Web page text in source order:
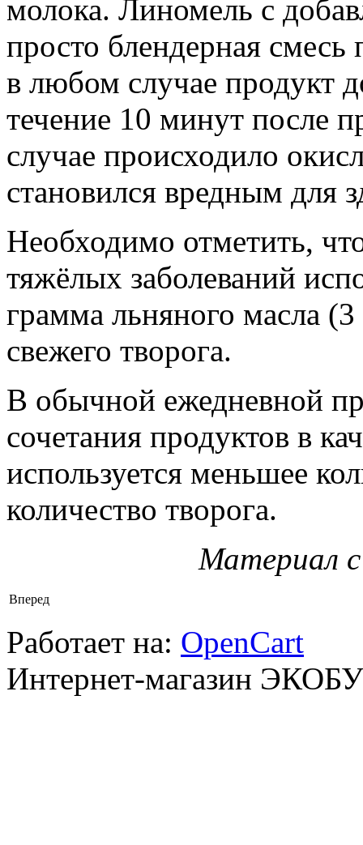
молока. Линомель с
просто блендерная
в любом случае продукт
течение 10 минут после
случае происходило
становился вредным для
Необходимо отметить,
тяжёлых заболеваний
грамма льняного масла
свежего творога.
В обычной ежедневной
сочетания продуктов в
используется меньшее
количество творога.
Материал
Вперед
Работает на: OpenCart
Интернет-магазин